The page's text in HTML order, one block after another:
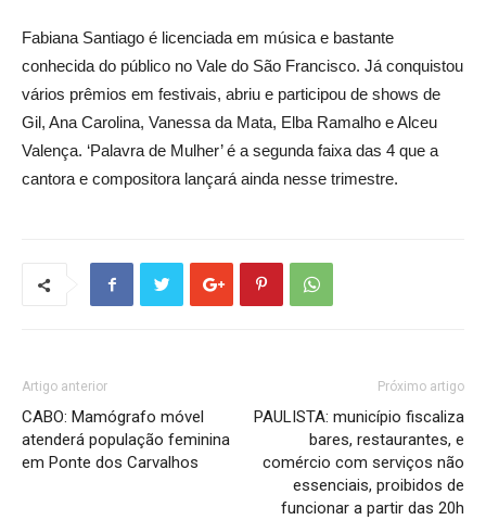
Fabiana Santiago é licenciada em música e bastante
conhecida do público no Vale do São Francisco. Já conquistou
vários prêmios em festivais, abriu e participou de shows de
Gil, Ana Carolina, Vanessa da Mata, Elba Ramalho e Alceu
Valença. ‘Palavra de Mulher’ é a segunda faixa das 4 que a
cantora e compositora lançará ainda nesse trimestre.
Artigo anterior
CABO: Mamógrafo móvel
atenderá população feminina
em Ponte dos Carvalhos
Próximo artigo
PAULISTA: município fiscaliza
bares, restaurantes, e
comércio com serviços não
essenciais, proibidos de
funcionar a partir das 20h